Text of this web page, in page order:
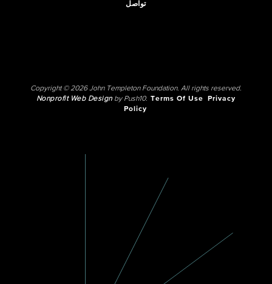
تواصل
Copyright © 2026 John Templeton Foundation. All rights reserved.
Nonprofit Web Designby Push10. Terms Of Use
Privacy
Policy